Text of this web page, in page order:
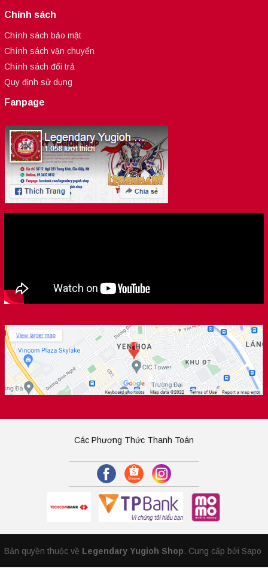
Chính sách
Chính sách bảo mật
Chính sách vận chuyển
Chính sách đổi trả
Quy định sử dụng
Fanpage
Các Phương Thức Thanh Toán
Bản quyền thuộc về Legendary Yugioh Shop. Cung cấp bởi Sapo